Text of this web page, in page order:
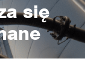
się